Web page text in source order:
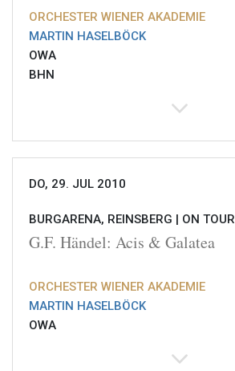
ORCHESTER WIENER AKADEMIE
MARTIN HASELBÖCK
OWA
BHN
DO, 29. JUL 2010
BURGARENA, REINSBERG | ON TOUR
G.F. Händel: Acis & Galatea
ORCHESTER WIENER AKADEMIE
MARTIN HASELBÖCK
OWA